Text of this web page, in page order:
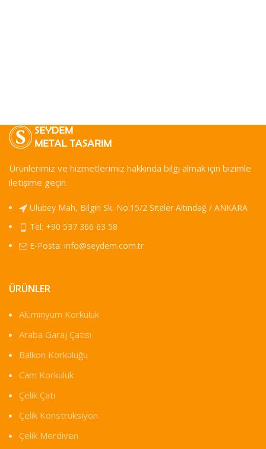
Ürünlerimiz ve hizmetlerimiz hakkında bilgi almak için bizimle
iletişime geçin.
Ulubey Mah, Bilgin Sk. No:15/2 Siteler Altındağ / ANKARA
Tel: +90 537 366 63 58
E-Posta: info@seydem.com.tr
ÜRÜNLER
Alüminyum Korkuluk
Araba Garaj Çatısı
Balkon Korkuluğu
Cam Korkuluk
Çelik Çatı
Çelik Konstrüksiyon
Çelik Merdiven